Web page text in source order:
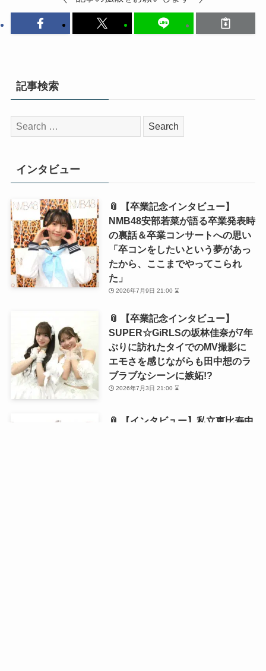
記事検索
検
索:
インタビュー
📎 【卒業記念インタビュー】
NMB48安部若菜が語る卒業発表時
の裏話＆卒業コンサートへの思い
「卒コンをしたいという夢があっ
たから、ここまでやってこられ
た」
2026年7月9日 21:00 ⌛
📎 【卒業記念インタビュー】
SUPER☆GiRLSの坂林佳奈が7年
ぶりに訪れたタイでのMV撮影に
エモさを感じながらも田中想のラ
ブラブなシーンに嫉妬!?
2026年7月3日 21:00 ⌛
📎 【インタビュー】私立恵比寿中